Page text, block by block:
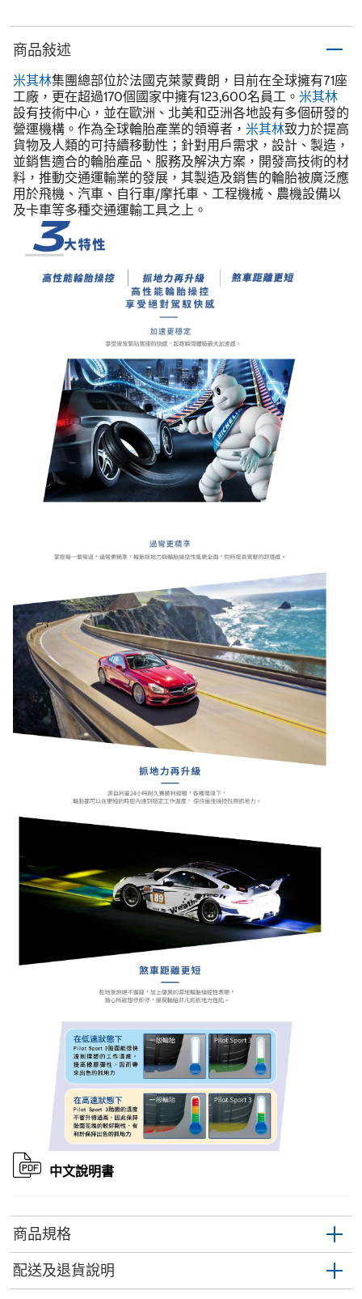
商品敍述
米其林集團總部位於法國克萊蒙費朗，目前在全球擁有71座
工廠，更在超過170個國家中擁有123,600名員工。 米其林
設有技術中心，並在歐洲、北美和亞洲各地設有多個研發的
營運機構。作為全球輪胎產業的領導者， 米其林致力於提高
貨物及人類的可持續移動性；針對用戶需求，設計、製造，
並銷售適合的輪胎產品、服務及解決方案，開發高技術的材
料，推動交通運輸業的發展，其製造及銷售的輪胎被廣泛應
用於飛機、汽車、自行車/摩托車、工程機械、農機設備以
及卡車等多種交通運輸工具之上。
中文說明書
商品規格
配送及退貨說明